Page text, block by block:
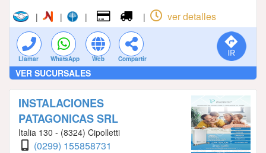
| | | | ver detalles
Llamar WhatsApp Web Compartir
VER SUCURSALES
INSTALACIONES
PATAGONICAS SRL
Italia 130 - (8324) Cipolletti
(0299) 155858731